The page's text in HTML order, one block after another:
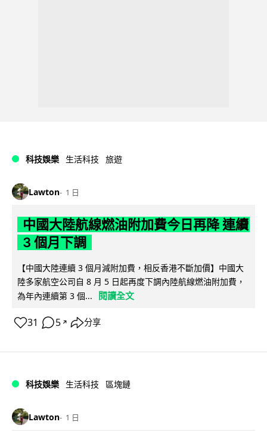
科技娛樂 生活科技 旅遊
Lawton 1 日
中國大陸航線燃油附加費今日再降 連續
3 個月下調
【中國大陸連續 3 個月減附加費，相反香港不斷加價】中國大
陸多家航空公司自 8 月 5 日起再度下調內陸航線燃油附加費，
為年內連續第 3 個...
閱讀全文
31 5 ↗ 分享
科技娛樂 生活科技 區塊鏈
Lawton 1 日